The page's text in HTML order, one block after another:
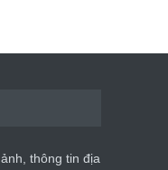
thông tin địa